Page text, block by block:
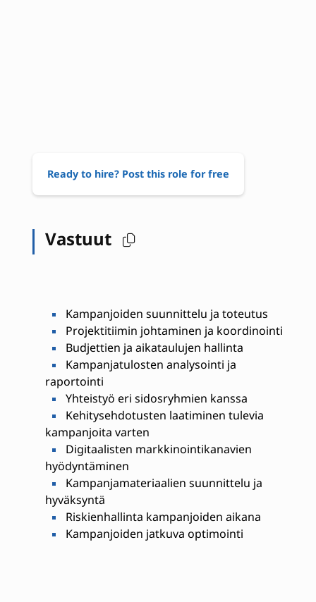
Ready to hire? Post this role for free
Vastuut
Kampanjoiden suunnittelu ja toteutus
Projektitiimin johtaminen ja koordinointi
Budjettien ja aikataulujen hallinta
Kampanjatulosten analysointi ja
raportointi
Yhteistyö eri sidosryhmien kanssa
Kehitysehdotusten laatiminen tulevia
kampanjoita varten
Digitaalisten markkinointikanavien
hyödyntäminen
Kampanjamateriaalien suunnittelu ja
hyväksyntä
Riskienhallinta kampanjoiden aikana
Kampanjoiden jatkuva optimointi